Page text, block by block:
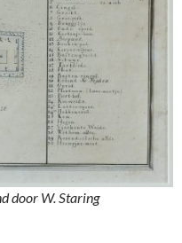
door W. Staring